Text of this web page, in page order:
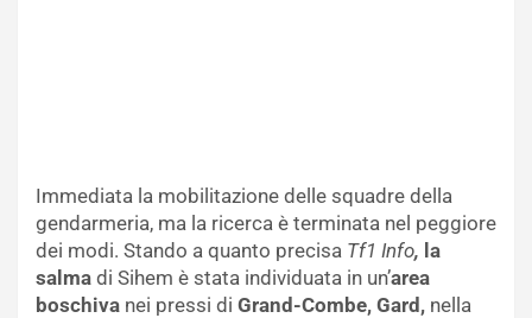
Immediata la mobilitazione delle squadre della
gendarmeria, ma la ricerca è terminata nel peggiore
dei modi. Stando a quanto precisa Tf1 Info, la
salma di Sihem è stata individuata in un’area
boschiva nei pressi di Grand-Combe, Gard, nella